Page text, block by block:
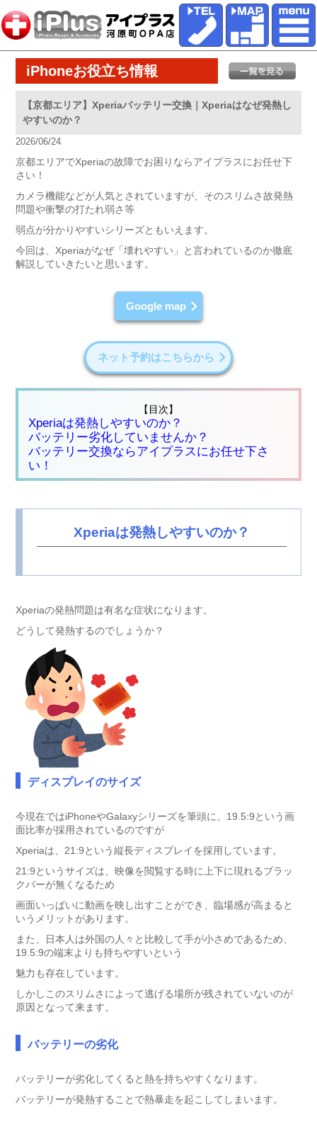
iPhoneお役立ち情報
【京都エリア】Xperiaバッテリー交換｜Xperiaはなぜ発熱し
やすいのか？
2026/06/24
京都エリアでXperiaの故障でお困りならアイプラスにお任せ下
さい！
カメラ機能などが人気とされていますが、そのスリムさ故発熱
問題や衝撃の打たれ弱さ等
弱点が分かりやすいシリーズともいえます。
今回は、Xperiaがなぜ「 壊れやすい 」と言われているのか徹底
解説していきたいと思います。
Google map
ネット予約はこちらから
【目次】
Xperiaは発熱しやすいのか？
バッテリー劣化していませんか？
バッテリー交換ならアイプラスにお任せ下さ
い！
Xperiaは発熱しやすいのか？
Xperiaの発熱問題は有名な症状になります。
どうして発熱するのでしょうか？
ディスプレイのサイズ
今現在ではiPhoneやGalaxyシリーズを筆頭に、19.5:9という画
面比率が採用されているのですが
Xperiaは、21:9という縦長ディスプレイを採用しています。
21:9というサイズは、映像を閲覧する時に上下に現れるブラッ
クバーが無くなるため
画面いっぱいに動画を映し出すことができ、臨場感が高まると
いうメリットがあります。
また、日本人は外国の人々と比較して手が小さめであるため、
19.5:9の端末よりも持ちやすいという
魅力も存在しています。
しかしこのスリムさによって逃げる場所が残されていないのが
原因となって来ます。
バッテリーの劣化
バッテリーが劣化してくると熱を持ちやすくなります。
バッテリーが発熱することで熱暴走を起こしてしまいます。